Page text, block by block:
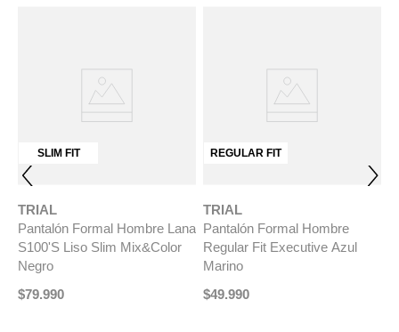
SLIM FIT
TRIAL
Pantalón Formal Hombre Lana
S100'S Liso Slim Mix&Color
Negro
$79.990
REGULAR FIT
TRIAL
Pantalón Formal Hombre
Regular Fit Executive Azul
Marino
$49.990